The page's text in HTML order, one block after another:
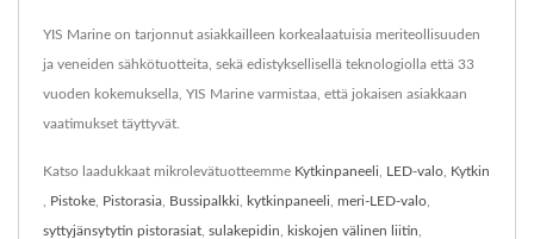
YIS Marine on tarjonnut asiakkailleen korkealaatuisia meriteollisuuden
ja veneiden sähkötuotteita, sekä edistyksellisellä teknologiolla että 33
vuoden kokemuksella, YIS Marine varmistaa, että jokaisen asiakkaan
vaatimukset täyttyvät.
Katso laadukkaat mikrolevätuotteemme Kytkinpaneeli LED-valo Kytkin
Pistoke Pistorasia Bussipalkki kytkinpaneeli meri-LED-valo
syttyjänsytytin pistorasiat sulakepidin kiskojen välinen liitin